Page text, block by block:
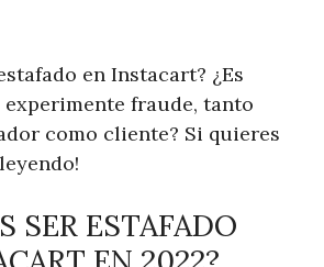
en Instacart? ¿Es
experimente fraude, tanto
como cliente? Si quieres
SER ESTAFADO